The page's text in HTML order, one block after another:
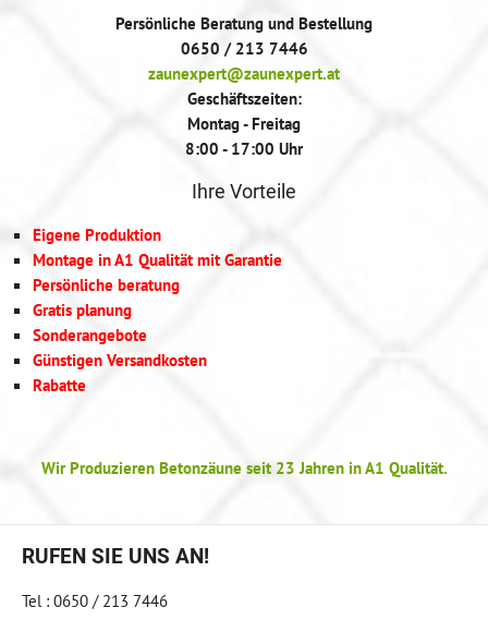
Persönliche Beratung und Bestellung
0650 / 213 7446
zaunexpert@zaunexpert.at
Geschäftszeiten:
Montag - Freitag
8:00 - 17:00 Uhr
Ihre Vorteile
Eigene Produktion
Montage in A1 Qualität mit Garantie
Persönliche beratung
Gratis planung
Sonderangebote
Günstigen Versandkosten
Rabatte
Wir Produzieren Betonzäune seit 23 Jahren in A1 Qualität.
RUFEN SIE UNS AN!
Tel : 0650 / 213 7446